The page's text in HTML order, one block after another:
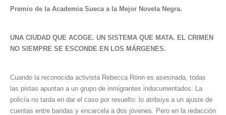
Premio de la Academia Sueca a la Mejor Novela Negra.
UNA CIUDAD QUE ACOGE. UN SISTEMA QUE MATA. EL CRIMEN
NO SIEMPRE SE ESCONDE EN LOS MÁRGENES.
Cuando la reconocida activista Rebecca Rönn es asesinada, todas
las pistas apuntan a un grupo de inmigrantes indocumentados. La
policía no tarda en dar el caso por resuelto: lo atribuye a un ajuste de
cuentas entre bandas y encarcela a dos jóvenes. Pero en la redacción